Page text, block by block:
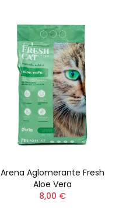
Arena Aglomerante Fresh
Aloe Vera
8,00 €